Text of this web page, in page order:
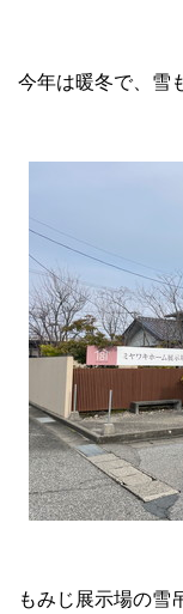
今年は暖冬で、雪
もみじ展示場の雪